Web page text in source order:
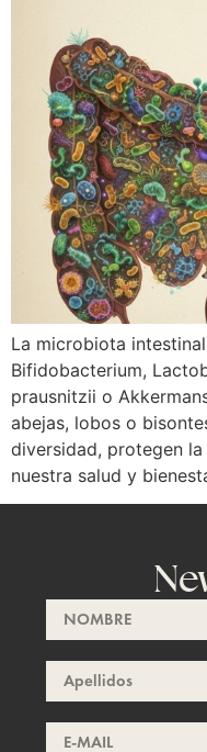
La microbiota
Bifidobacterium,
prausnitzii o
abejas, lobos o
diversidad, protegen
nuestra salud y